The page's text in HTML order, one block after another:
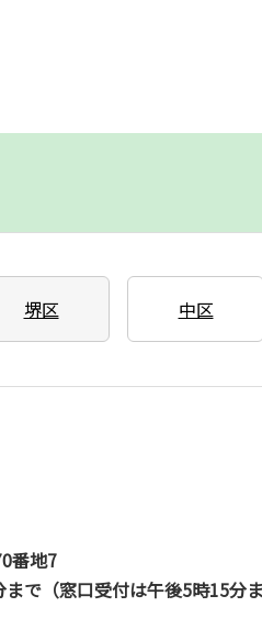
堺区 中区
番地7
で（窓口受付は午後5時15分